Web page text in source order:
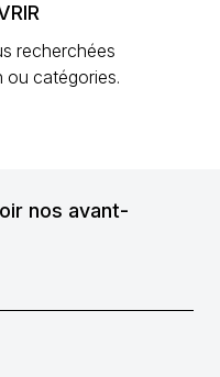
recherchées
ou catégories.
nos avant-